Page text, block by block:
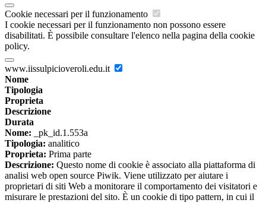
Cookie necessari per il funzionamento
I cookie necessari per il funzionamento non possono essere
disabilitati. È possibile consultare l'elenco nella pagina della cookie
policy.
www.iissulpicioveroli.edu.it
Nome
Tipologia
Proprieta
Descrizione
Durata
Nome: _pk_id.1.553a
Tipologia: analitico
Proprieta: Prima parte
Descrizione: Questo nome di cookie è associato alla piattaforma di
analisi web open source Piwik. Viene utilizzato per aiutare i
proprietari di siti Web a monitorare il comportamento dei visitatori e
misurare le prestazioni del sito. È un cookie di tipo pattern, in cui il